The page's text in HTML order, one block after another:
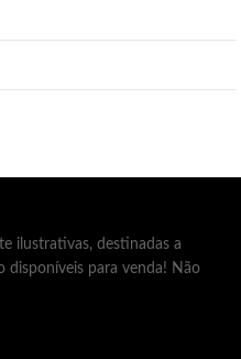
ilustrativas, destinadas a
disponíveis para venda! Não